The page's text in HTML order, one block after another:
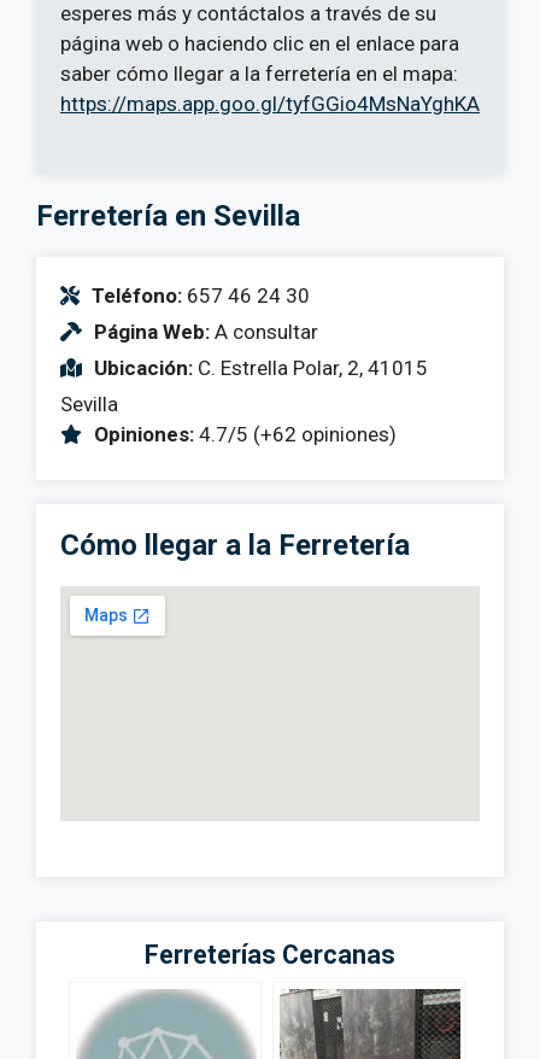
esperes más y contáctalos a través de su
página web o haciendo clic en el enlace para
saber cómo llegar a la ferretería en el mapa:
https://maps.app.goo.gl/tyfGGio4MsNaYghKA
Ferretería en Sevilla
Teléfono: 657 46 24 30
Página Web: A consultar
Ubicación: C. Estrella Polar, 2, 41015
Sevilla
Opiniones: 4.7/5 (+62 opiniones)
Cómo llegar a la Ferretería
Ferreterías Cercanas